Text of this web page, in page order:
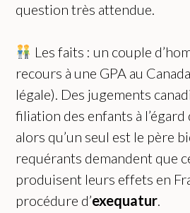
question très attendue.
Les faits : un couple
recours à une GPA au
légale). Des jugements
filiation des enfants à l’égard
alors qu’un seul est le père
requérants demandent que
produisent leurs effets en
procédure d’exequatur.